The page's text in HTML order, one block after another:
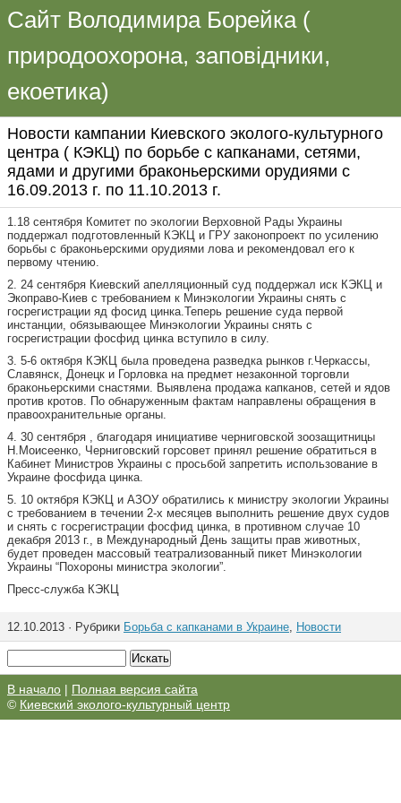
Сайт Володимира Борейка (
природоохорона, заповідники,
екоетика)
Новости кампании Киевского эколого-культурного
центра ( КЭКЦ) по борьбе с капканами, сетями,
ядами и другими браконьерскими орудиями с
16.09.2013 г. по 11.10.2013 г.
1.18 сентября Комитет по экологии Верховной Рады Украины
поддержал подготовленный КЭКЦ и ГРУ законопроект по усилению
борьбы с браконьерскими орудиями лова и рекомендовал его к
первому чтению.
2. 24 сентября Киевский апелляционный суд поддержал иск КЭКЦ и
Экоправо-Киев с требованием к Минэкологии Украины снять с
госрегистрации яд фосид цинка.Теперь решение суда первой
инстанции, обязывающее Минэкологии Украины снять с
госрегистрации фосфид цинка вступило в силу.
3. 5-6 октября КЭКЦ была проведена разведка рынков г.Черкассы,
Славянск, Донецк и Горловка на предмет незаконной торговли
браконьерскими снастями. Выявлена продажа капканов, сетей и ядов
против кротов. По обнаруженным фактам направлены обращения в
правоохранительные органы.
4. 30 сентября , благодаря инициативе черниговской зоозащитницы
Н.Моисеенко, Черниговский горсовет принял решение обратиться в
Кабинет Министров Украины с просьбой запретить использование в
Украине фосфида цинка.
5. 10 октября КЭКЦ и АЗОУ обратились к министру экологии Украины
с требованием в течении 2-х месяцев выполнить решение двух судов
и снять с госрегистрации фосфид цинка, в противном случае 10
декабря 2013 г., в Международный День защиты прав животных,
будет проведен массовый театрализованный пикет Минэкологии
Украины “Похороны министра экологии”.
Пресс-служба КЭКЦ
12.10.2013 · Рубрики Борьба с капканами в Украине, Новости
В начало | Полная версия сайта
© Киевский эколого-культурный центр